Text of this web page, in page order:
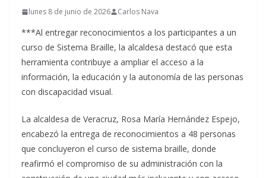
lunes 8 de junio de 2026 Carlos Nava
***Al entregar reconocimientos a los participantes a un
curso de Sistema Braille, la alcaldesa destacó que esta
herramienta contribuye a ampliar el acceso a la
información, la educación y la autonomía de las personas
con discapacidad visual.
La alcaldesa de Veracruz, Rosa María Hernández Espejo,
encabezó la entrega de reconocimientos a 48 personas
que concluyeron el curso de sistema braille, donde
reafirmó el compromiso de su administración con la